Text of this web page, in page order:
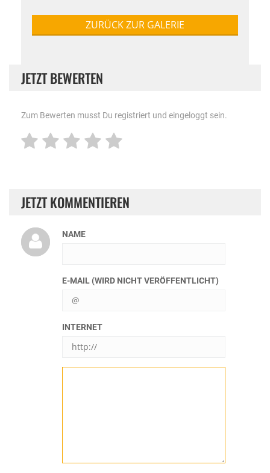
ZURÜCK ZUR GALERIE
JETZT BEWERTEN
Zum Bewerten musst Du registriert und eingeloggt sein.
JETZT KOMMENTIEREN
NAME
E-MAIL (WIRD NICHT VERÖFFENTLICHT)
INTERNET